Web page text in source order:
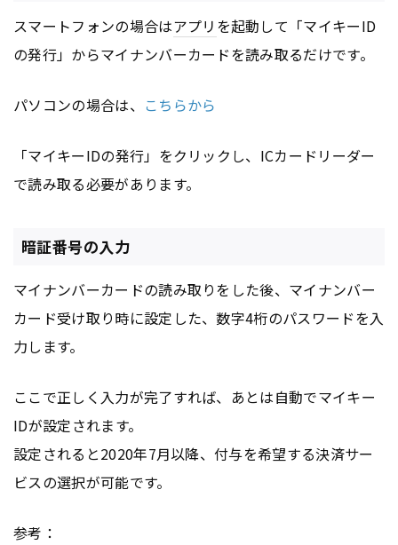
スマートフォンの場合はアプリ を起動して「マイキーID
の発行」からマイナンバーカードを読み取るだけです。
パソコンの場合は、 こちらから
「マイキーIDの発行」をクリックし、ICカードリーダー
で読み取る必要があります。
暗証番号の入力
マイナンバーカードの読み取りをした後、マイナンバー
カード受け取り時に設定した、数字4桁のパスワードを入
力します。
ここで正しく入力が完了すれば、あとは自動でマイキー
IDが設定されます。
設定されると2020年7月以降、付与を希望する決済サー
ビスの選択が可能です。
参考：